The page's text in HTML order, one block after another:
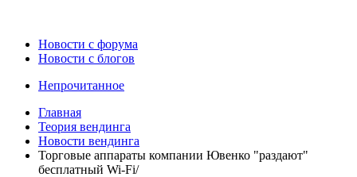
Новости c форума
Новости с блогов
Непрочитанное
Главная
Теория вендинга
Новости вендинга
Торговые аппараты компании Ювенко "раздают"
бесплатный Wi-Fi/